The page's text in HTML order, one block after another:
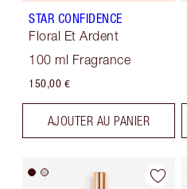
STAR CONFIDENCE
Floral Et Ardent
100 ml Fragrance
150,00 €
AJOUTER AU PANIER